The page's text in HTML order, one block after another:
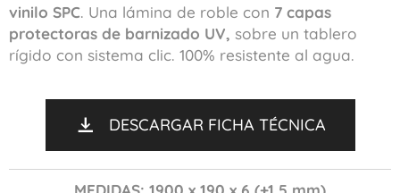
vinilo SPC. Una lámina de roble con 7 capas
protectoras de barnizado UV, sobre un tablero
rígido con sistema clic. 100% resistente al agua.
DESCARGAR FICHA TÉCNICA